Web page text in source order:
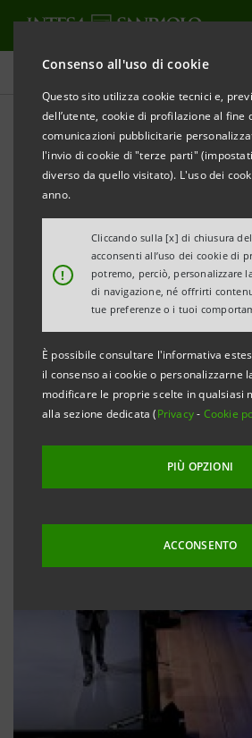
Consenso all'uso di cookie
Questo sito utilizza cookie tecnici e,
dell’utente, cookie di profilazione al fine
comunicazioni pubblicitarie
l'invio di cookie di "terze parti"
diverso da quello visitato). L'uso dei
anno.
!
Cliccando sulla [x] di chiusura
acconsenti all’uso dei cookie di
potremo, perciò, personalizzare
di navigazione, né offrirti
tue preferenze o i tuoi
È possibile consultare l'informativa
il consenso ai cookie o personalizzarne
modificare le proprie scelte in qualsiasi
alla sezione dedicata (Privacy- Cookie
PIÙ OPZIONI
ACCONSENTO
Tutti i progetti
CULTURA
Tre lezioni di
Barbero al
Torino